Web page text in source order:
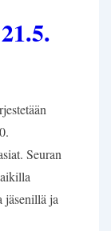
Seuran
jäsenillä ja